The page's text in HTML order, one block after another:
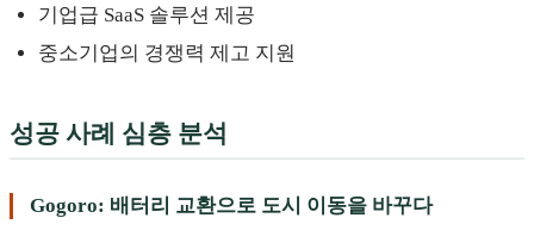
기업급 SaaS 솔루션 제공
중소기업의 경쟁력 제고 지원
성공 사례 심층 분석
Gogoro: 배터리 교환으로 도시 이동을 바꾸다